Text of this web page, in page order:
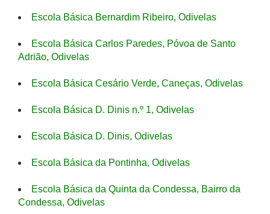
Escola Básica Bernardim Ribeiro, Odivelas
Escola Básica Carlos Paredes, Póvoa de Santo
Adrião, Odivelas
Escola Básica Cesário Verde, Caneças, Odivelas
Escola Básica D. Dinis n.º 1, Odivelas
Escola Básica D. Dinis, Odivelas
Escola Básica da Pontinha, Odivelas
Escola Básica da Quinta da Condessa, Bairro da
Condessa, Odivelas